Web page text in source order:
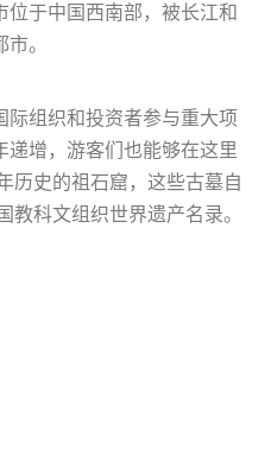
于中国西南部，被长江和
。
际组织和投资者参与重大项
递增，游客们也能够在这里
历史的祖石窟，这些古墓自
科文组织世界遗产名录。